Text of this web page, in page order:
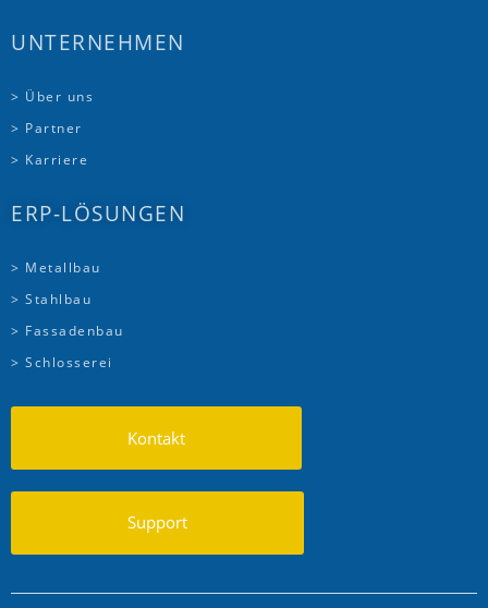
UNTERNEHMEN
> Über uns
> Partner
> Karriere
ERP-LÖSUNGEN
> Metallbau
> Stahlbau
> Fassadenbau
> Schlosserei
Kontakt
Support